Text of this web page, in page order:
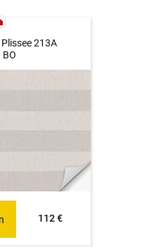
Plissee 213A
BO
112 €